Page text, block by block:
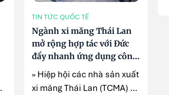
TIN TỨC QUỐC TẾ
Ngành xi măng Thái Lan
mở rộng hợp tác với Đức
đẩy nhanh ứng dụng công
nghệ carbon thấp
» Hiệp hội các nhà sản xuất
xi măng Thái Lan (TCMA) và